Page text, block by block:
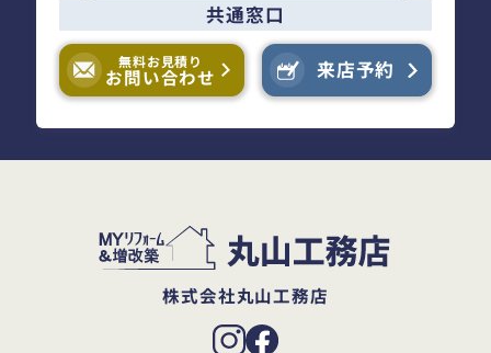
共通窓口
来店予約
無料お見積り
お問い合わせ
株式会社丸山工務店